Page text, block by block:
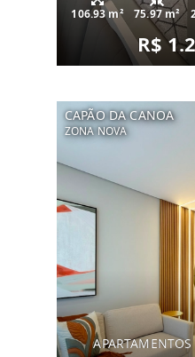
106.93 m² 75.97 m²
R$
CAPÃO DA CANOA
ZONA NOVA